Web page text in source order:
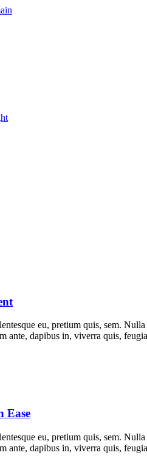
eu, pretium quis, sem.
ante, dapibus in, viverra quis,
Ease
eu, pretium quis, sem.
ante, dapibus in, viverra quis,